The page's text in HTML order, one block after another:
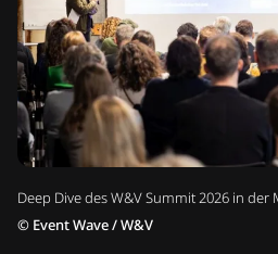
Deep Dive des W&V Summit 2026 in
© Event Wave / W&V